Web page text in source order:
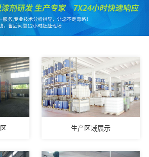
生产区域展示